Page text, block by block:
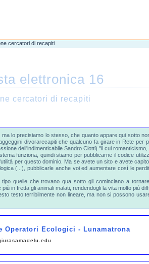
cercatori di recapiti
elettronica 16
cercatori di recapiti
lo precisiamo lo stesso, che quanto appare qui sotto
divorarecapiti che qualcuno fa girare in Rete per
dell'indimenticabile Sandro Ciotti) "il cui
funziona, quindi stiamo per pubblicarne il codice
per questo dominio. Ma se avete un sito e avete
(...), pubblicarle anche voi ed aumentare così le
quelle che trovano qua sotto gli cominciano a
in fretta gli animali malati, rendendogli la vita molto più
testo terribilmente non lineare, ma non si possono
Operatori Ecologici - Lunamatrona